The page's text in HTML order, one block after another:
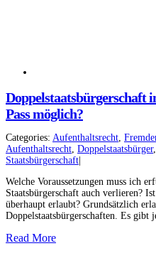
Facebook
YouTube
Doppelstaatsbürgerschaft
Pass möglich?
Categories: Aufenthaltsrecht,
Aufenthaltsrecht, Doppelstaatsbürger,
Staatsbürgerschaft
Welche Voraussetzungen muss ich
Staatsbürgerschaft auch verlieren?
überhaupt erlaubt? Grundsätzlich
Doppelstaatsbürgerschaften. Es gibt
Read More